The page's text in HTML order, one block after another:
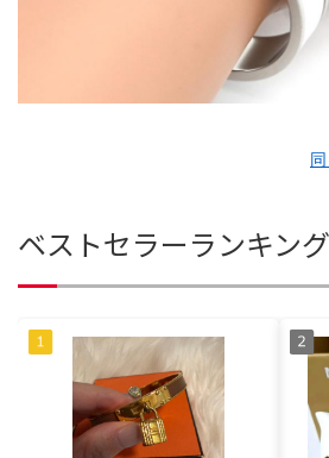
ベストセラーランキン